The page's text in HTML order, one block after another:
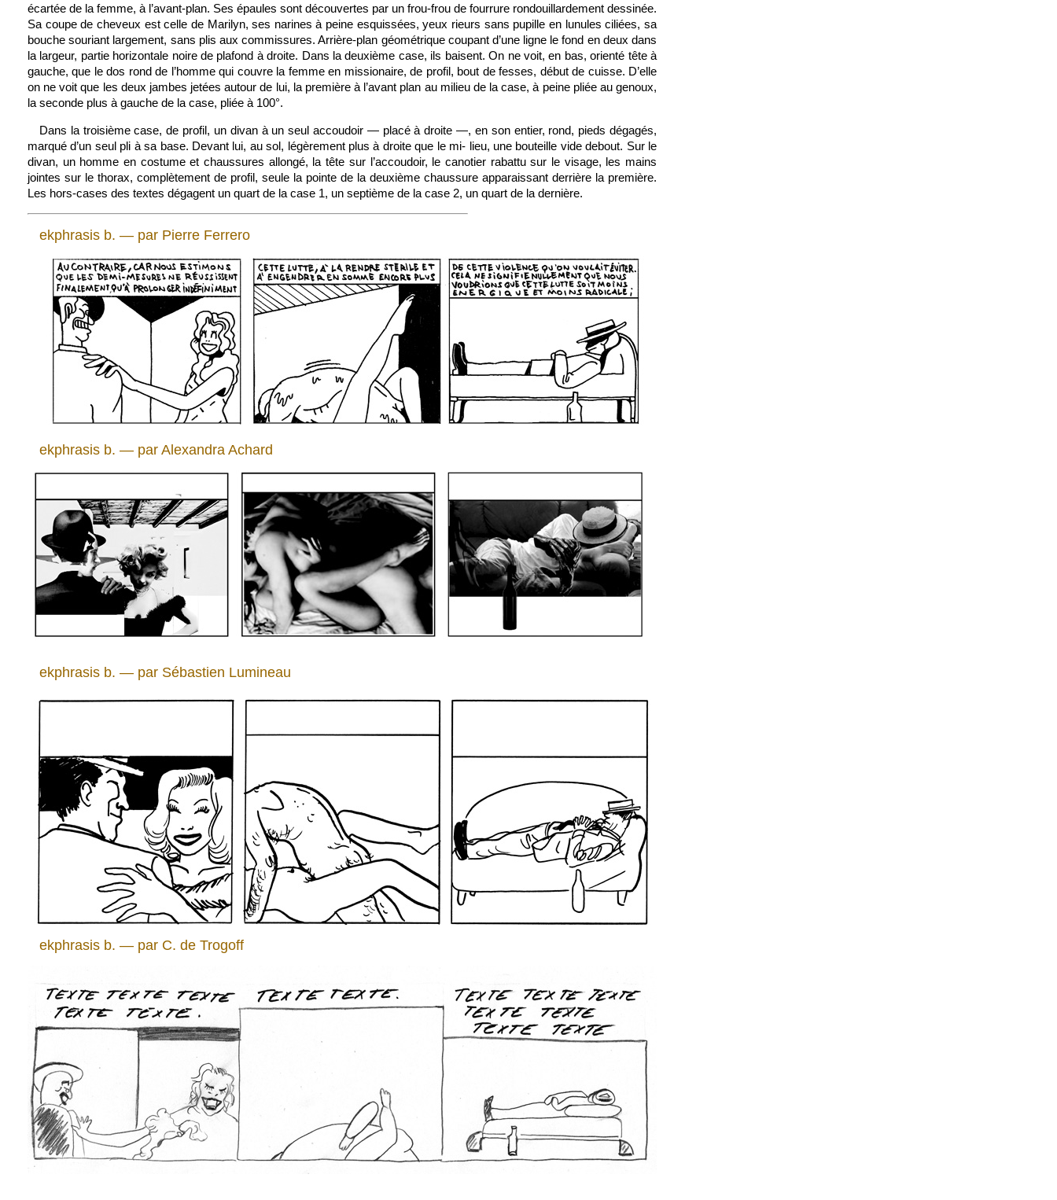
écartée de la femme, à l’avant-plan. Ses épaules sont découvertes par un frou-frou de fourrure rondouillardement dessinée.
Sa coupe de cheveux est celle de Marilyn, ses narines à peine esquissées, yeux rieurs sans pupille en lunules ciliées, sa
bouche souriant largement, sans plis aux commissures. Arrière-plan géométrique coupant d’une ligne le fond en deux dans
la largeur, partie horizontale noire de plafond à droite. Dans la deuxième case, ils baisent. On ne voit, en bas, orienté tête à
gauche, que le dos rond de l’homme qui couvre la femme en missionaire, de profil, bout de fesses, début de cuisse. D’elle
on ne voit que les deux jambes jetées autour de lui, la première à l’avant plan au milieu de la case, à peine pliée au genoux,
la seconde plus à gauche de la case, pliée à 100°.
Dans la troisième case, de profil, un divan à un seul accoudoir — placé à droite —, en son entier, rond, pieds dégagés,
marqué d’un seul pli à sa base. Devant lui, au sol, légèrement plus à droite que le mi- lieu, une bouteille vide debout. Sur le
divan, un homme en costume et chaussures allongé, la tête sur l’accoudoir, le canotier rabattu sur le visage, les mains
jointes sur le thorax, complètement de profil, seule la pointe de la deuxième chaussure apparaissant derrière la première.
Les hors-cases des textes dégagent un quart de la case 1, un septième de la case 2, un quart de la dernière.
ekphrasis b. — par Pierre Ferrero
ekphrasis b. — par Alexandra Achard
ekphrasis b. — par Sébastien Lumineau
ekphrasis b. — par C. de Trogoff